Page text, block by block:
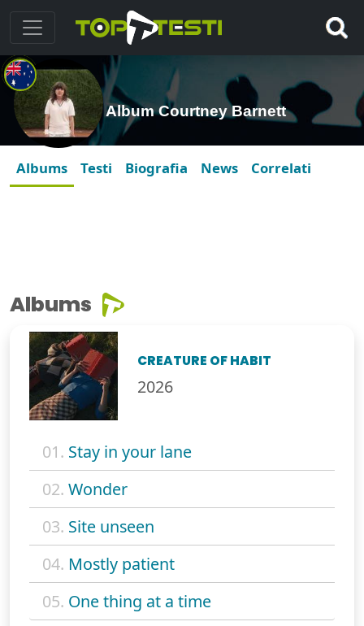
Album Courtney Barnett
Albums Testi Biografia News Correlati
Albums
CREATURE OF HABIT
2026
01. Stay in your lane
02. Wonder
03. Site unseen
04. Mostly patient
05. One thing at a time